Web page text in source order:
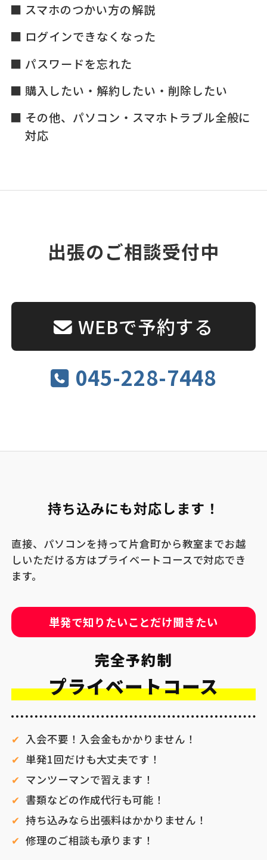
スマホのつかい方の解説
ログインできなくなった
パスワードを忘れた
購入したい・解約したい・削除したい
その他、パソコン・スマホトラブル全般に
対応
出張のご相談受付中
WEBで予約する
045-228-7448
持ち込みにも対応します！
直接、パソコンを持って片倉町から教室までお越
しいただける方はプライベートコースで対応でき
ます。
単発で知りたいことだけ聞きたい
完全予約制
プライベートコース
入会不要！入会金もかかりません！
単発1回だけも大丈夫です！
マンツーマンで習えます！
書類などの作成代行も可能！
持ち込みなら出張料はかかりません！
修理のご相談も承ります！